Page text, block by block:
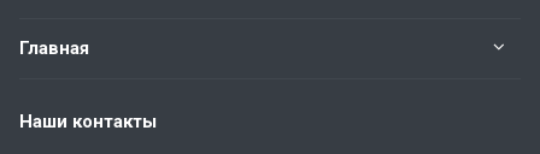
Главная
Наши контакты